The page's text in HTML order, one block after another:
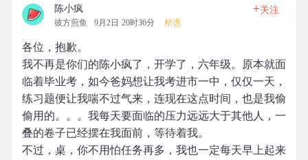
陈小疯
彼方煎鱼 9月2日 20时36分 精选
+关注
各位，抱歉。
我不再是你们的陈小疯了，开学了，六年级。原本就面
临着毕业考，如今爸妈想让我考进市一中，仅仅一天，
练习题便让我喘不过气来，连现在这点时间，也是我偷
偷用的。。。我每天要面临的压力远远大于其他人，一
叠的卷子已经摆在我面前，等待着我。
不过，桌，你不用怕任务再多，我也一定每天早上起来